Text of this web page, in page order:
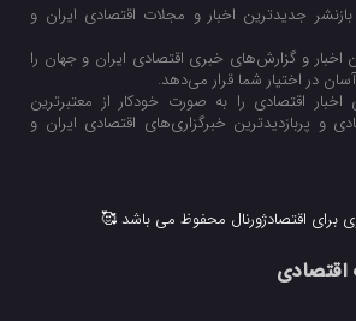
جدیدترین اخبار و مجلات اقتصادی ایران و
اخبار و گزارش‌های خبری اقتصادی ایران و جهان را
در اختیار شما قرار می‌‌دهد.
اخبار اقتصادی را به صورت خودکار از معتبرترین
و پربازدیدترین خبرگزاری‌های اقتصادی ایران و
برای اقتصادژورنال محفوظ می باشد 🥰
اقتصادی